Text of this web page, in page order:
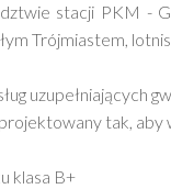
stacji PKM -
Trójmiastem,
uzupełniających
tak,
klasa B+